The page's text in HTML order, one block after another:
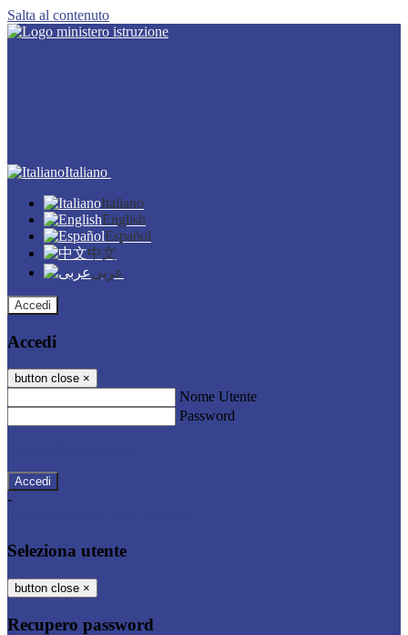
Salta al contenuto
Italiano
Italiano
English
Español
中文
عربى
Accedi
Accedi
button close ×
Nome Utente
Password
-
Seleziona utente
button close ×
Recupero password